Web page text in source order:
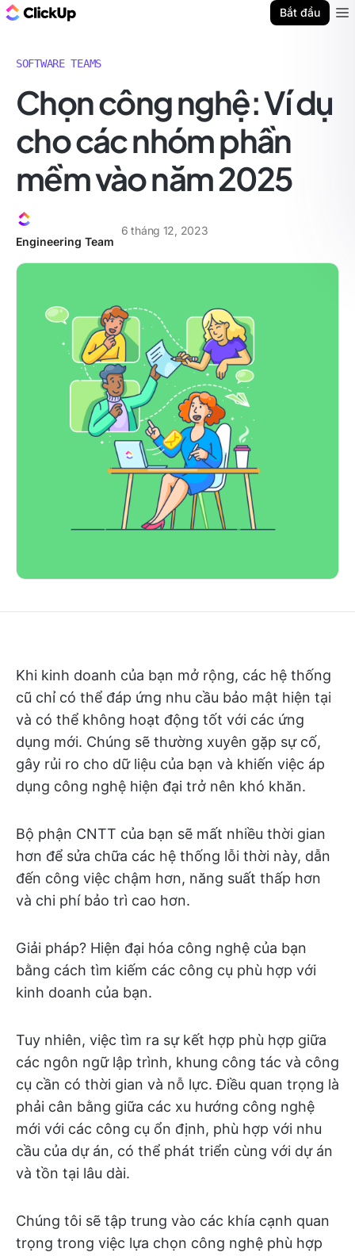
Bắt đầu
SOFTWARE TEAMS
Chọn công nghệ: Ví dụ
cho các nhóm phần
mềm vào năm 2025
Engineering Team
6 tháng 12, 2023
Khi kinh doanh của bạn mở rộng, các hệ thống
cũ chỉ có thể đáp ứng nhu cầu bảo mật hiện tại
và có thể không hoạt động tốt với các ứng
dụng mới. Chúng sẽ thường xuyên gặp sự cố,
gây rủi ro cho dữ liệu của bạn và khiến việc áp
dụng công nghệ hiện đại trở nên khó khăn.
Bộ phận CNTT của bạn sẽ mất nhiều thời gian
hơn để sửa chữa các hệ thống lỗi thời này, dẫn
đến công việc chậm hơn, năng suất thấp hơn
và chi phí bảo trì cao hơn.
Giải pháp? Hiện đại hóa công nghệ của bạn
bằng cách tìm kiếm các công cụ phù hợp với
kinh doanh của bạn.
Tuy nhiên, việc tìm ra sự kết hợp phù hợp giữa
các ngôn ngữ lập trình, khung công tác và công
cụ cần có thời gian và nỗ lực. Điều quan trọng là
phải cân bằng giữa các xu hướng công nghệ
mới với các công cụ ổn định, phù hợp với nhu
cầu của dự án, có thể phát triển cùng với dự án
và tồn tại lâu dài.
Chúng tôi sẽ tập trung vào các khía cạnh quan
trọng trong việc lựa chọn công nghệ phù hợp